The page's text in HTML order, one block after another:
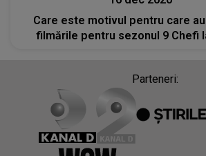
Care este motivul pentru care
filmările pentru sezonul 9 Chefi
Parteneri: